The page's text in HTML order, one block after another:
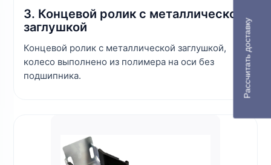
3. Концевой ролик с металлической
заглушкой
Концевой ролик с металлической заглушкой,
колесо выполнено из полимера на оси без
подшипника.
Рассчитать доставку